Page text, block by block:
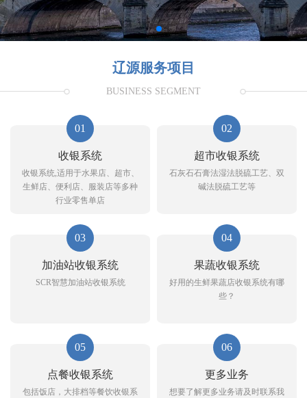
辽源服务项目
BUSINESS SEGMENT
01
收银系统
收银系统,适用于水果店、超市、
生鲜店、便利店、服装店等多种
行业零售单店
02
超市收银系统
石灰石石膏法湿法脱硫工艺、双
碱法脱硫工艺等
03
加油站收银系统
SCR智慧加油站收银系统
04
果蔬收银系统
好用的生鲜果蔬店收银系统有哪
些？
05
点餐收银系统
包括饭店，大排档等餐饮收银系
06
更多业务
想要了解更多业务请及时联系我